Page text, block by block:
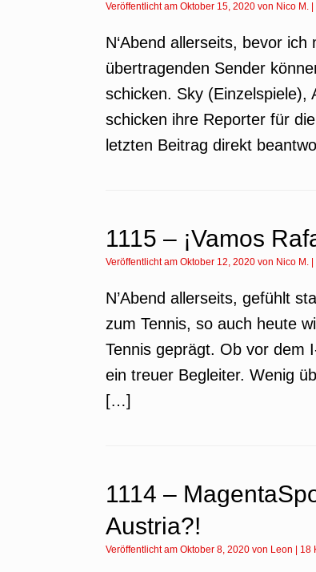
Veröffentlicht am Oktober 15, 2020 von Nico M.
N‘Abend allerseits, bevor
übertragenden Sender
schicken. Sky (Einzelspiele),
schicken ihre Reporter für
letzten Beitrag direkt
1115 – ¡Vamos
Veröffentlicht am Oktober 12, 2020 von Nico M.
N’Abend allerseits, gefühlt
zum Tennis, so auch heute
Tennis geprägt. Ob vor dem
ein treuer Begleiter. Wenig
[…]
1114 –
Austria?!
Veröffentlicht am Oktober 8, 2020 von Leon 18